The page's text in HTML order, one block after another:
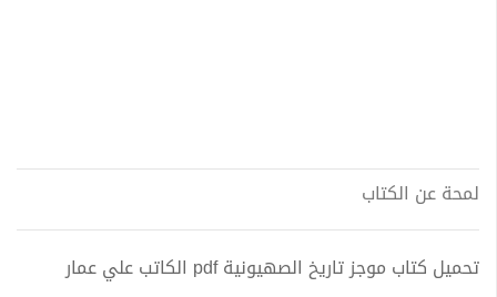
لمحة عن الكتاب
تحميل كتاب موجز تاريخ الصهيونية pdf الكاتب علي عمار